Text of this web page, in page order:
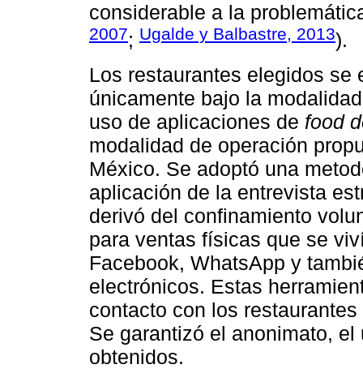
considerable a la
2007; Ugalde y Balbastre, 2013).
Los restaurantes elegidos se
únicamente bajo la
uso de aplicaciones de food
modalidad de operación
México. Se adoptó una
aplicación de la entrevista
derivó del confinamiento
para ventas físicas que se
Facebook, WhatsApp y
electrónicos. Estas
contacto con los
Se garantizó el anonimato,
obtenidos.